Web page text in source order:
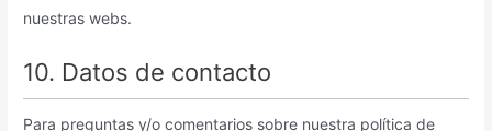
nuestras webs.
10. Datos de contacto
Para preguntas y/o comentarios sobre nuestra política de